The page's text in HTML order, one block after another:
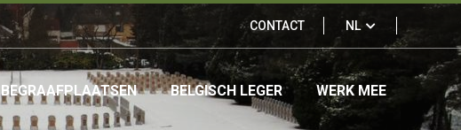
Links
&
partners
CONTACT NL
BEGRAAFPLAATSEN BELGISCH LEGER WERK MEE